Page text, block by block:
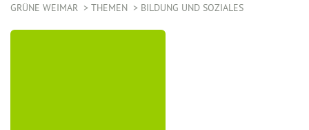
GRÜNE WEIMAR THEMEN BILDUNG UND SOZIALES